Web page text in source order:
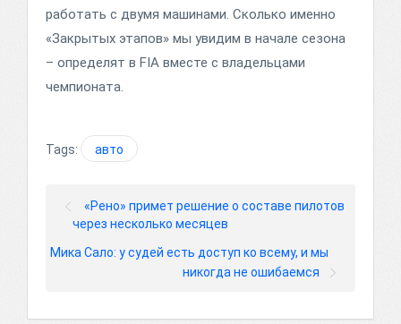
работать с двумя машинами. Сколько именно
«Закрытых этапов» мы увидим в начале сезона
– определят в FIA вместе с владельцами
чемпионата.
Tags: авто
«Рено» примет решение о составе пилотов
через несколько месяцев
Мика Сало: у судей есть доступ ко всему, и мы
никогда не ошибаемся